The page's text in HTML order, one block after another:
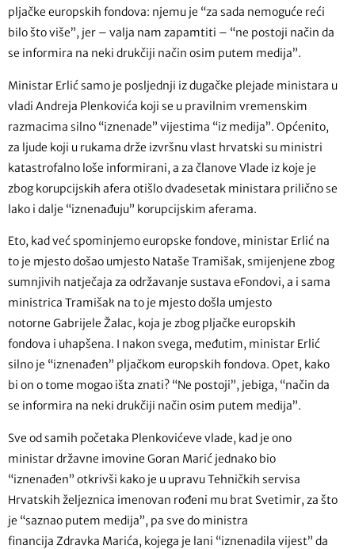
pljačke europskih fondova: njemu je “za sada nemoguće reći
bilo što više”, jer – valja nam zapamtiti – “ne postoji način da
se informira na neki drukčiji način osim putem medija”.
Ministar Erlić samo je posljednji iz dugačke plejade ministara u
vladi Andreja Plenkovića koji se u pravilnim vremenskim
razmacima silno “iznenade” vijestima “iz medija”. Općenito,
za ljude koji u rukama drže izvršnu vlast hrvatski su ministri
katastrofalno loše informirani, a za članove Vlade iz koje je
zbog korupcijskih afera otišlo dvadesetak ministara prilično se
lako i dalje “iznenađuju” korupcijskim aferama.
Eto, kad već spominjemo europske fondove, ministar Erlić na
to je mjesto došao umjesto Nataše Tramišak, smijenjene zbog
sumnjivih natječaja za održavanje sustava eFondovi, a i sama
ministrica Tramišak na to je mjesto došla umjesto
notorne Gabrijele Žalac, koja je zbog pljačke europskih
fondova i uhapšena. I nakon svega, međutim, ministar Erlić
silno je “iznenađen” pljačkom europskih fondova. Opet, kako
bi on o tome mogao išta znati? “Ne postoji”, jebiga, “način da
se informira na neki drukčiji način osim putem medija”.
Sve od samih početaka Plenkovićeve vlade, kad je ono
ministar državne imovine Goran Marić jednako bio
“iznenađen” otkrivši kako je u upravu Tehničkih servisa
Hrvatskih željeznica imenovan rođeni mu brat Svetimir, za što
je “saznao putem medija”, pa sve do ministra
financija Zdravka Marića, kojega je lani “iznenadila vijest” da